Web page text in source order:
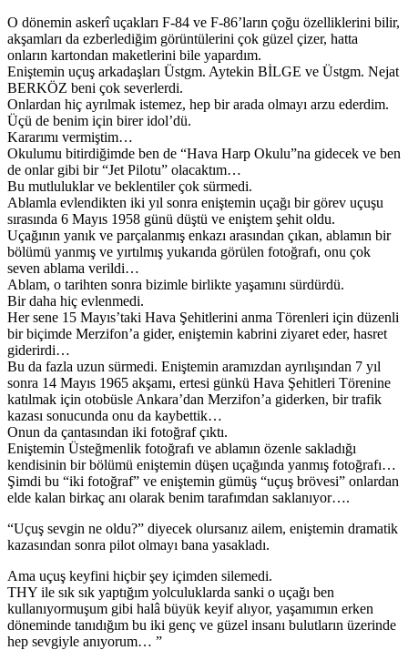
O dönemin askerî uçakları F-84 ve F-86’ların çoğu özelliklerini bilir,
akşamları da ezberlediğim görüntülerini çok güzel çizer, hatta
onların kartondan maketlerini bile yapardım.
Eniştemin uçuş arkadaşları Üstgm. Aytekin BİLGE ve Üstgm. Nejat
BERKÖZ beni çok severlerdi.
Onlardan hiç ayrılmak istemez, hep bir arada olmayı arzu ederdim.
Üçü de benim için birer idol’dü.
Kararımı vermiştim…
Okulumu bitirdiğimde ben de “Hava Harp Okulu”na gidecek ve ben
de onlar gibi bir “Jet Pilotu” olacaktım…
Bu mutluluklar ve beklentiler çok sürmedi.
Ablamla evlendikten iki yıl sonra eniştemin uçağı bir görev uçuşu
sırasında 6 Mayıs 1958 günü düştü ve eniştem şehit oldu.
Uçağının yanık ve parçalanmış enkazı arasından çıkan, ablamın bir
bölümü yanmış ve yırtılmış yukarıda görülen fotoğrafı, onu çok
seven ablama verildi…
Ablam, o tarihten sonra bizimle birlikte yaşamını sürdürdü.
Bir daha hiç evlenmedi.
Her sene 15 Mayıs’taki Hava Şehitlerini anma Törenleri için düzenli
bir biçimde Merzifon’a gider, eniştemin kabrini ziyaret eder, hasret
giderirdi…
Bu da fazla uzun sürmedi. Eniştemin aramızdan ayrılışından 7 yıl
sonra 14 Mayıs 1965 akşamı, ertesi günkü Hava Şehitleri Törenine
katılmak için otobüsle Ankara’dan Merzifon’a giderken, bir trafik
kazası sonucunda onu da kaybettik…
Onun da çantasından iki fotoğraf çıktı.
Eniştemin Üsteğmenlik fotoğrafı ve ablamın özenle sakladığı
kendisinin bir bölümü eniştemin düşen uçağında yanmış fotoğrafı…
Şimdi bu “iki fotoğraf” ve eniştemin gümüş “uçuş brövesi” onlardan
elde kalan birkaç anı olarak benim tarafımdan saklanıyor….
“Uçuş sevgin ne oldu?” diyecek olursanız ailem, eniştemin dramatik
kazasından sonra pilot olmayı bana yasakladı.
Ama uçuş keyfini hiçbir şey içimden silemedi.
THY ile sık sık yaptığım yolculuklarda sanki o uçağı ben
kullanıyormuşum gibi halâ büyük keyif alıyor, yaşamımın erken
döneminde tanıdığım bu iki genç ve güzel insanı bulutların üzerinde
hep sevgiyle anıyorum… ”